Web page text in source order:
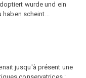
wurde und ein
haben scheint...
jusqu'à présent une